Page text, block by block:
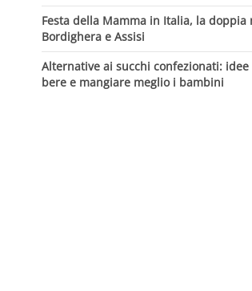
Festa della Mamma in Italia, la doppia
Bordighera e Assisi
Alternative ai succhi confezionati:
bere e mangiare meglio i bambini